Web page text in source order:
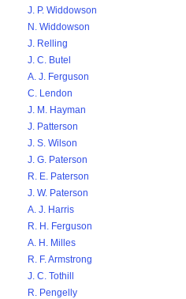
J. P. Widdowson
N. Widdowson
J. Relling
J. C. Butel
A. J. Ferguson
C. Lendon
J. M. Hayman
J. Patterson
J. S. Wilson
J. G. Paterson
R. E. Paterson
J. W. Paterson
A. J. Harris
R. H. Ferguson
A. H. Milles
R. F. Armstrong
J. C. Tothill
R. Pengelly